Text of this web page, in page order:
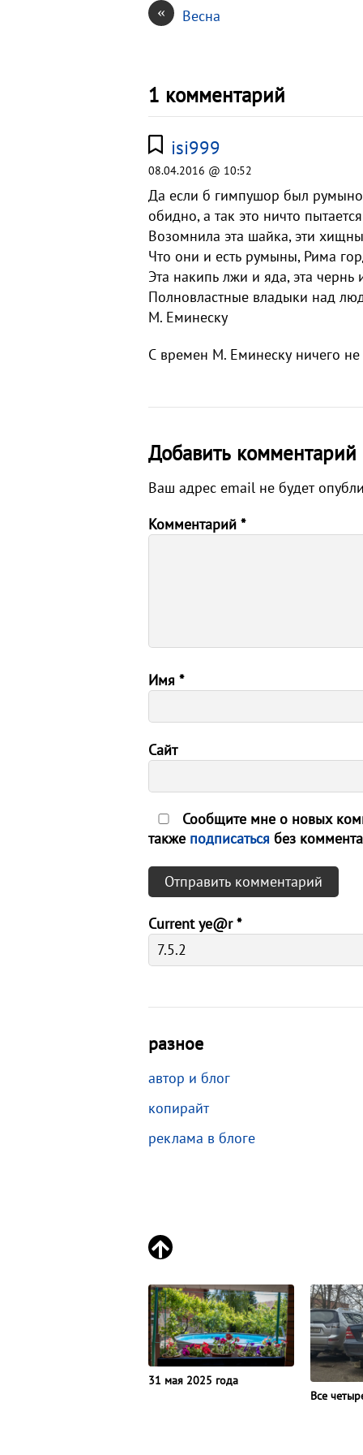
« Весна
1 комментарий
isi999
08.04.2016 @ 10:52
Да если б гимпушор был
обидно, а так это ничто
Возомнила эта шайка, эти
Что они и есть румыны, Рима
Эта накипь лжи и яда, эта чернь
Полновластные владыки над
М. Еминеску
С времен М. Еминеску ничего
Добавить комментарий
Ваш адрес email не будет
Комментарий *
Имя *
Сайт
Сообщите мне о новых
также подписаться без
Current ye@r*
разное
автор и блог
копирайт
реклама в блоге
31 мая 2025 года
Все